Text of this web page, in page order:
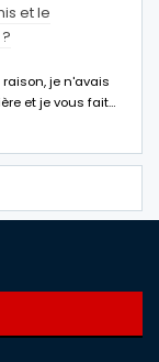
et le
je n'avais
et je vous fait…